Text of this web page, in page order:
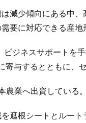
減少傾向にある中
要に対応できる産地
ジネスサポートを
寄与するとともに、
業へ出資している。
遮根シートとルー